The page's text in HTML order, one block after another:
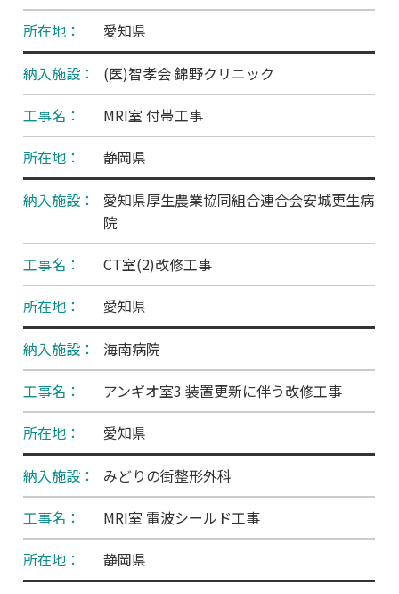
愛知県
(医)智孝会 錦野クリニック
MRI室 付帯工事
静岡県
愛知県厚生農業協同組合連合会安城更生病
院
CT室(2)改修工事
愛知県
海南病院
アンギオ室3 装置更新に伴う改修工事
愛知県
みどりの街整形外科
MRI室 電波シールド工事
静岡県